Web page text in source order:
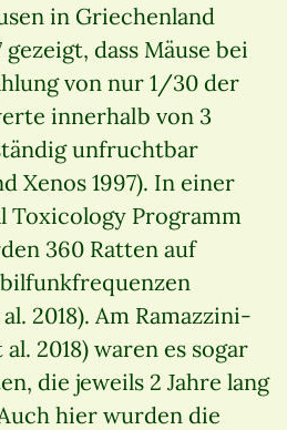
in Griechenland
dass Mäuse bei
von nur 1/30 der
innerhalb von 3
unfruchtbar
Xenos 1997). In einer
Toxicology Programm
360 Ratten auf
2018). Am Ramazzini-
2018) waren es sogar
die jeweils 2 Jahre lang
hier wurden die